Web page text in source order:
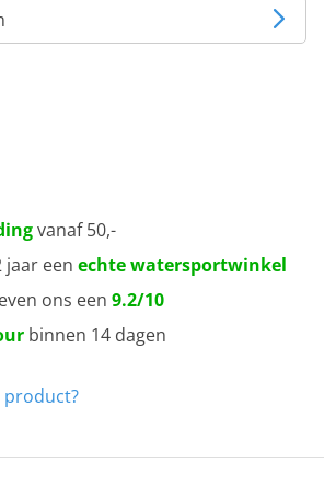
vanaf 50,-
jaar een echte watersportwinkel
ons een 9.2/10
binnen 14 dagen
product?